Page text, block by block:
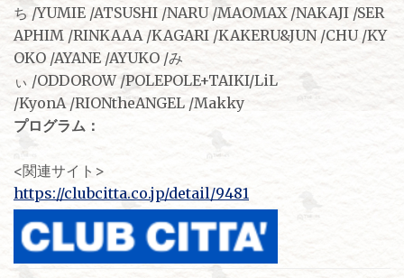
ち /YUMIE /ATSUSHI /NARU /MAOMAX /NAKAJI /SER
APHIM /RINKAAA /KAGARI /KAKERU&JUN /CHU /KY
OKO /AYANE /AYUKO /み
ぃ /ODDOROW /POLEPOLE+TAIKI/LiL
/KyonA /RIONtheANGEL /Makky
プログラム：
<関連サイト>
https://clubcitta.co.jp/detail/9481